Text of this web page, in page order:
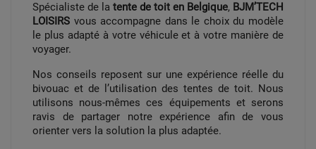
Spécialiste de la tente de toit en Belgique, BJM’TECH
LOISIRS vous accompagne dans le choix du modèle
le plus adapté à votre véhicule et à votre manière de
voyager.
Nos conseils reposent sur une expérience réelle du
bivouac et de l’utilisation des tentes de toit. Nous
utilisons nous-mêmes ces équipements et serons
ravis de partager notre expérience afin de vous
orienter vers la solution la plus adaptée.